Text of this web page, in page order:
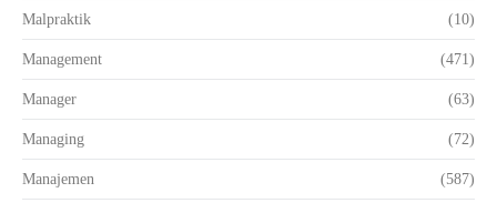
Malpraktik (10)
Management (471)
Manager (63)
Managing (72)
Manajemen (587)